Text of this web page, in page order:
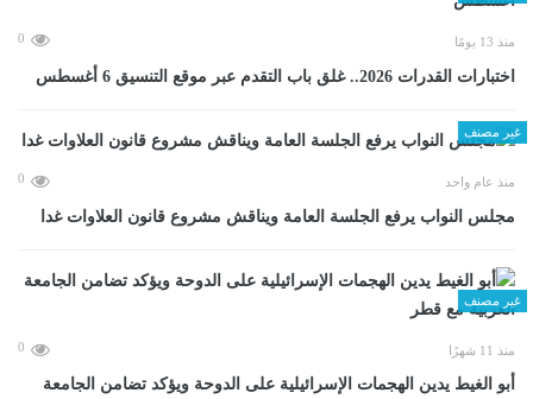
منذ 13 يومًا 0
اختبارات القدرات 2026.. غلق باب التقدم عبر موقع التنسيق 6 أغسطس
غير مصنف
منذ عام واحد 0
مجلس النواب يرفع الجلسة العامة ويناقش مشروع قانون العلاوات غدا
غير مصنف
منذ 11 شهرًا 0
أبو الغيط يدين الهجمات الإسرائيلية على الدوحة ويؤكد تضامن الجامعة